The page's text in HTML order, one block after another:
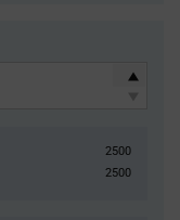
2500
2500